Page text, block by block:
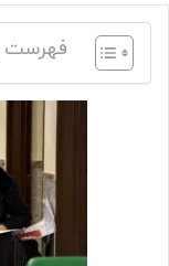
فهرست